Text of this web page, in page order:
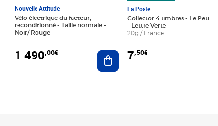
Nouvelle Attitude
Vélo électrique du facteur,
reconditionné - Taille normale -
Noir/ Rouge
1 490,00€ Ajouter au panier
La Poste
Collector 4 timbres - Le Petit
- Lettre Verte
20g / France
7,50€